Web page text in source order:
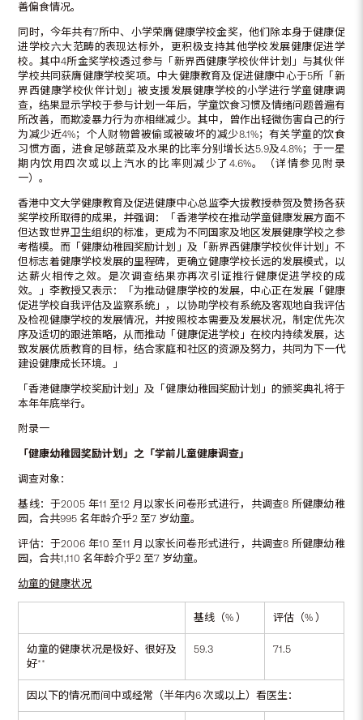
善偏食情况。
同时，今年共有7所中、小学荣膺健康学校金奖，他们除本身于健康促
进学校六大范畴的表现达标外，更积极支持其他学校发展健康促进学
校。其中4所金奖学校透过参与「新界西健康学校伙伴计划」与其伙伴
学校共同获膺健康学校奖项。中大健康教育及促进健康中心于5所「新
界西健康学校伙伴计划」被支援发展健康学校的小学进行学童健康调
查，结果显示学校于参与计划一年后，学童饮食习惯及情绪问题普遍有
所改善，而欺凌暴力行为亦相继减少。其中，曾作出轻微伤害自己的行
为减少近4%；个人财物曾被偷或被破坏的减少8.1%；有关学童的饮食
习惯方面，进食足够蔬菜及水果的比率分别增长达5.9及4.8%；于一星
期内饮用四次或以上汽水的比率则减少了4.6%。（详情参见附录
一）。
香港中文大学健康教育及促进健康中心总监李大拔教授恭贺及赞扬各获
奖学校所取得的成果，并强调：「香港学校在推动学童健康发展方面不
但达致世界卫生组织的标准，更成为不同国家及地区发展健康学校之参
考楷模。而「健康幼稚园奖励计划」及「新界西健康学校伙伴计划」不
但标志着健康学校发展的里程碑，更确立健康学校长远的发展模式，以
达薪火相传之效。是次调查结果亦再次引证推行健康促进学校的成
效。」李教授又表示：「为推动健康学校的发展，中心正在发展「健康
促进学校自我评估及监察系统」，以协助学校有系统及客观地自我评估
及检视健康学校的发展情况，并按照校本需要及发展状况，制定优先次
序及适切的跟进策略，从而推动「健康促进学校」在校内持续发展，达
致发展优质教育的目标，结合家庭和社区的资源及努力，共同为下一代
建设健康成长环境。」
「香港健康学校奖励计划」及「健康幼稚园奖励计划」的颁奖典礼将于
本年年底举行。
附录一
「健康幼稚园奖励计划」之「学前儿童健康调查」
调查对象：
基线：于2005 年11 至12 月以家长问卷形式进行，共调查8 所健康幼稚
园，合共995 名年龄介乎2 至7 岁幼童。
评估：于2006 年10 至11 月以家长问卷形式进行，共调查8 所健康幼稚
园，合共1,110 名年龄介乎2 至7 岁幼童。
幼童的健康状况
基线（% ） 评估（% ）
幼童的健康状况是极好、很好及
好**
59.3 71.5
因以下的情况而间中或经常（半年内6 次或以上）看医生：